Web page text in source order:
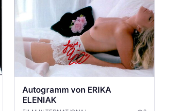
Autogramm von ERIKA
ELENIAK